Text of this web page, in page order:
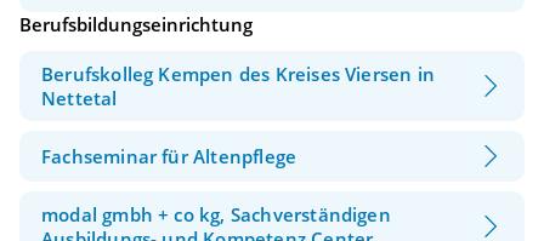
Berufsbildungseinrichtung
Berufskolleg Kempen des Kreises Viersen in
Nettetal
Fachseminar für Altenpflege
modal gmbh + co kg, Sachverständigen